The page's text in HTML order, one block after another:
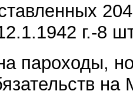
г.-8
пароходы,